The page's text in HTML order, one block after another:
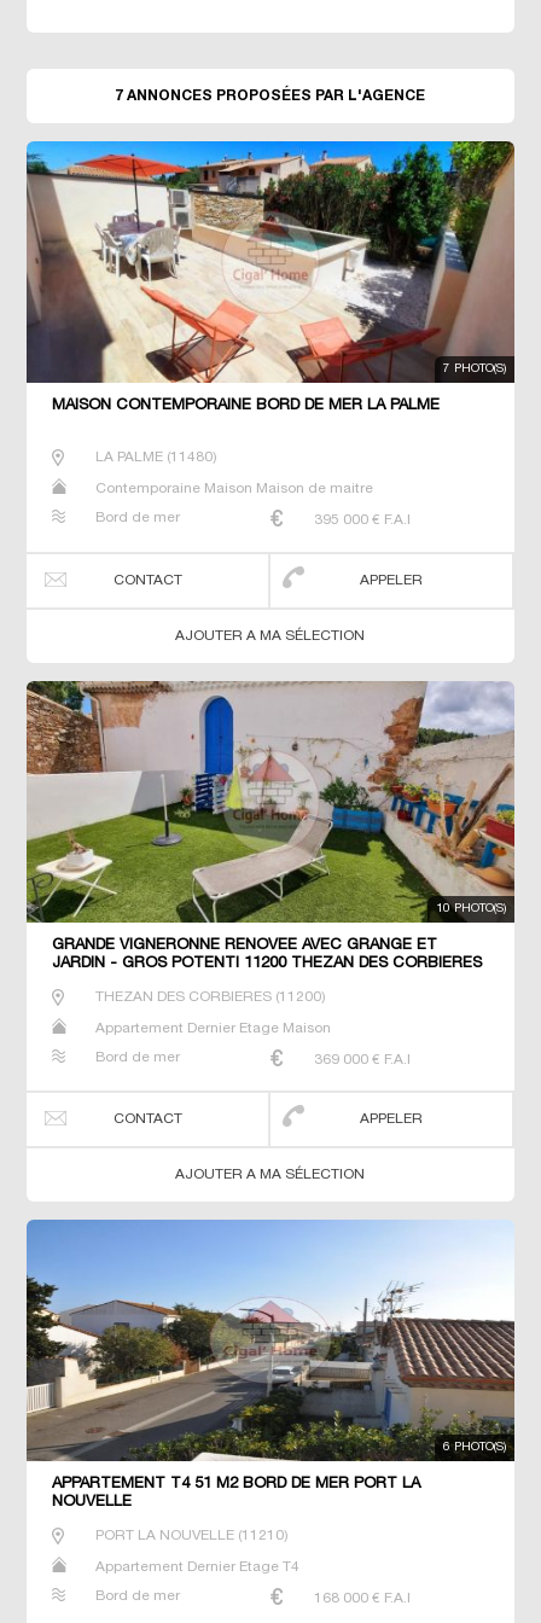
7 ANNONCES PROPOSÉES PAR L'AGENCE
7 PHOTO(S)
MAISON CONTEMPORAINE BORD DE MER LA PALME
LA PALME(11480)
Contemporaine Maison Maison de maitre
Bord de mer 395 000 € F.A.I
CONTACT APPELER
AJOUTER A MA SÉLECTION
10 PHOTO(S)
GRANDE VIGNERONNE RÉNOVÉE AVEC GRANGE ET
JARDIN - GROS POTENTI 11200 THEZAN DES CORBIERES
THEZAN DES CORBIERES(11200)
Appartement Dernier Etage Maison
Bord de mer 369 000 € F.A.I
CONTACT APPELER
AJOUTER A MA SÉLECTION
6 PHOTO(S)
APPARTEMENT T4 51 M2 BORD DE MER PORT LA
NOUVELLE
PORT LA NOUVELLE(11210)
Appartement Dernier Etage T4
Bord de mer 168 000 € F.A.I